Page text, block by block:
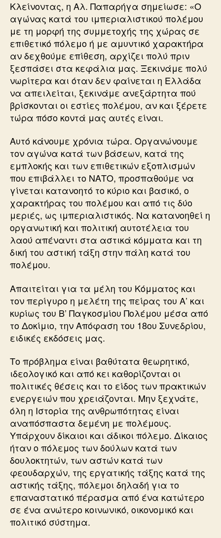
Κλείνοντας, η Αλ. Παπαρήγα σημείωσε: «Ο
αγώνας κατά του ιμπεριαλιστικού πολέμου
με τη μορφή της συμμετοχής της χώρας σε
επιθετικό πόλεμο ή με αμυντικό χαρακτήρα
αν δεχθούμε επίθεση, αρχίζει πολύ πριν
ξεσπάσει στα κεφάλια μας. Ξεκινάμε πολύ
νωρίτερα και όταν δεν φαίνεται η Ελλάδα
να απειλείται, ξεκινάμε ανεξάρτητα πού
βρίσκονται οι εστίες πολέμου, αν και ξέρετε
τώρα πόσο κοντά μας αυτές είναι.
Αυτό κάνουμε χρόνια τώρα. Οργανώνουμε
τον αγώνα κατά των βάσεων, κατά της
εμπλοκής και των επιθετικών εξοπλισμών
που επιβάλλει το ΝΑΤΟ, προσπαθούμε να
γίνεται κατανοητό το κύριο και βασικό, ο
χαρακτήρας του πολέμου και από τις δύο
μεριές, ως ιμπεριαλιστικός. Να κατανοηθεί η
οργανωτική και πολιτική αυτοτέλεια του
λαού απέναντι στα αστικά κόμματα και τη
δική του αστική τάξη στην πάλη κατά του
πολέμου.
Απαιτείται για τα μέλη του Κόμματος και
τον περίγυρο η μελέτη της πείρας του Α’ και
κυρίως του Β’ Παγκοσμίου Πολέμου μέσα από
το Δοκίμιο, την Απόφαση του 18ου Συνεδρίου,
ειδικές εκδόσεις μας.
Το πρόβλημα είναι βαθύτατα θεωρητικό,
ιδεολογικό και από κει καθορίζονται οι
πολιτικές θέσεις και το είδος των πρακτικών
ενεργειών που χρειάζονται. Μην ξεχνάτε,
όλη η Ιστορία της ανθρωπότητας είναι
αναπόσπαστα δεμένη με πολέμους.
Υπάρχουν δίκαιοι και άδικοι πόλεμο. Δίκαιος
ήταν ο πόλεμος των δούλων κατά των
δουλοκτητών, των αστών κατά των
φεουδαρχών, της εργατικής τάξης κατά της
αστικής τάξης, πόλεμοι δηλαδή για το
επαναστατικό πέρασμα από ένα κατώτερο
σε ένα ανώτερο κοινωνικό, οικονομικό και
πολιτικό σύστημα.